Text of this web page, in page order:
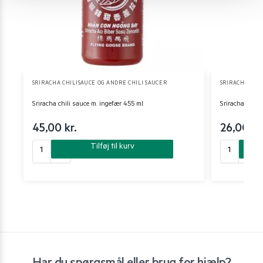
SRIRACHA CHILISAUCE OG ANDRE CHILI SAUCER
Sriracha chili sauce m. ingefær 455 ml.
45,00 kr.
Tilføj til kurv
SRIRACHA
Sriracha chili
26,00